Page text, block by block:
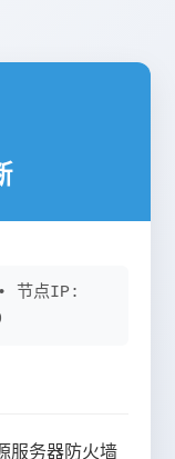
节点IP:
服务器防火墙